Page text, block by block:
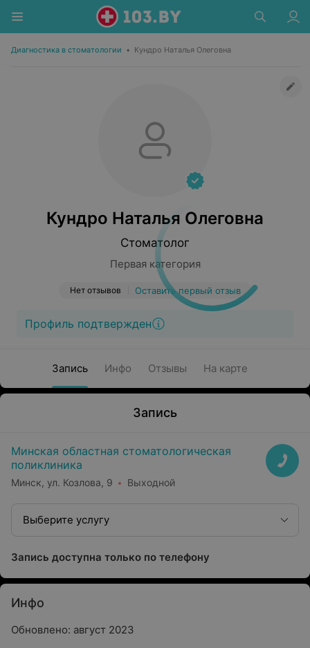
Диагностика в стоматологии • Кундро Наталья Олеговна
Кундро Наталья Олеговна
Стоматолог
Первая категория
Нет отзывов Оставить первый отзыв
Профиль подтвержден
Запись Инфо Отзывы На карте
Запись
Минская областная стоматологическая
поликлиника
Минск, ул. Козлова, 9 Выходной
Выберите услугу
Запись доступна только по телефону
Инфо
Обновлено: август 2023